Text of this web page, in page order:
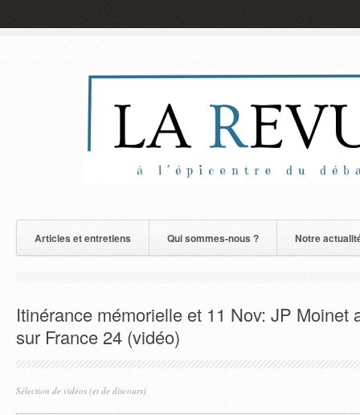
Articles et entretiens Qui sommes-nous ? Notre
Itinérance mémorielle et 11 Nov: JP Moinet
sur France 24 (vidéo)
Sélection de vidéos (et de discours)